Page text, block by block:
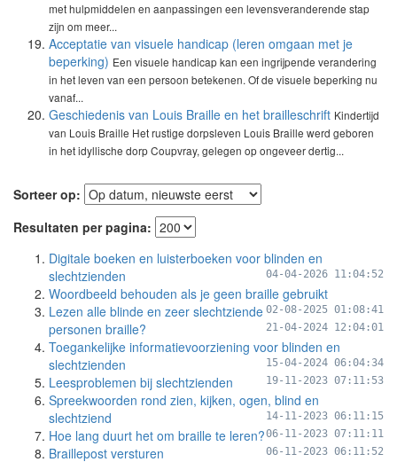
met hulpmiddelen en aanpassingen een levensveranderende stap
zijn om meer...
Acceptatie van visuele handicap (leren omgaan met je
beperking) Een visuele handicap kan een ingrijpende verandering
in het leven van een persoon betekenen. Of de visuele beperking nu
vanaf...
Geschiedenis van Louis Braille en het brailleschrift Kindertijd
van Louis Braille Het rustige dorpsleven Louis Braille werd geboren
in het idyllische dorp Coupvray, gelegen op ongeveer dertig...
Sorteer op:
Resultaten per pagina:
Digitale boeken en luisterboeken voor blinden en
slechtzienden
04-04-2026 11:04:52
Woordbeeld behouden als je geen braille gebruikt
02-08-2025 01:08:41
Lezen alle blinde en zeer slechtziende
personen braille?
21-04-2024 12:04:01
Toegankelijke informatievoorziening voor blinden en
slechtzienden
15-04-2024 06:04:34
Leesproblemen bij slechtzienden 19-11-2023 07:11:53
Spreekwoorden rond zien, kijken, ogen, blind en
slechtziend
14-11-2023 06:11:15
Hoe lang duurt het om braille te leren?06-11-2023 07:11:11
Braillepost versturen 06-11-2023 06:11:52